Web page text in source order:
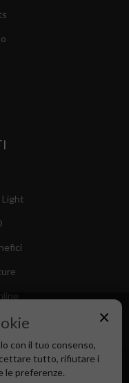
Light
×
con il tuo consenso,
tutto, rifiutare i
le preferenze.
Fiducia dal 2018